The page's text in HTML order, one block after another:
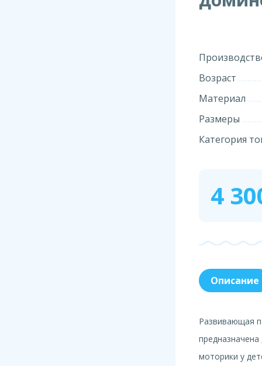
Возраст
Материал
Размеры
Категория
4
Описание
Развивающая
моторики у